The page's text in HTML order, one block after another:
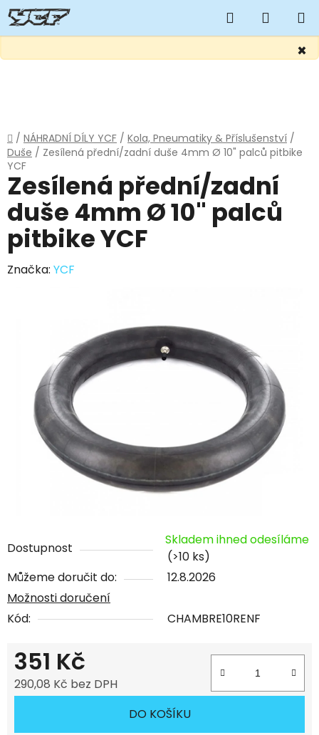
×
Hledat
KOŠÍK
Domů
/ NÁHRADNÍ DÍLY YCF / Kola, Pneumatiky & Příslušenství /
Duše / Zesílená přední/zadní duše 4mm Ø 10" palců pitbike
YCF
Dostupnost
Skladem ihned odesíláme
(>10 ks)
Můžeme doručit do:
12.8.2026
Možnosti doručení
Kód:
CHAMBRE10RENF
351 Kč
290,08 Kč bez DPH
DO KOŠÍKU
Zesílená přední/zadní
duše 4mm Ø 10" palců
pitbike YCF
Značka: YCF